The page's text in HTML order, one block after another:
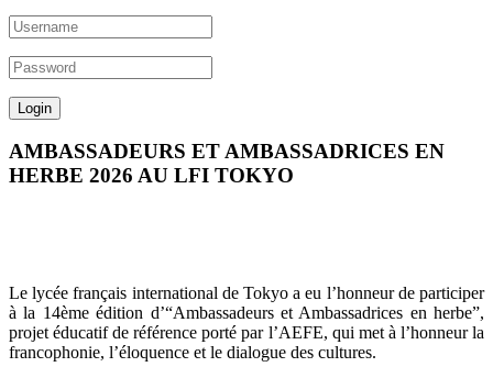
AMBASSADEURS ET AMBASSADRICES EN
HERBE 2026 AU LFI TOKYO
Le lycée français international de Tokyo a eu l’honneur de participer
à la 14ème édition d’“Ambassadeurs et Ambassadrices en herbe”,
projet éducatif de référence porté par l’AEFE, qui met à l’honneur la
francophonie, l’éloquence et le dialogue des cultures.